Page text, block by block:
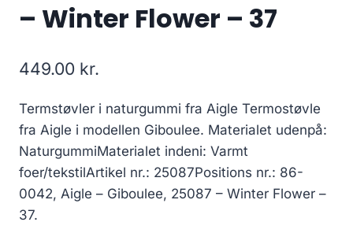
– Winter Flower – 37
449.00 kr.
Termstøvler i naturgummi fra Aigle Termostøvle
fra Aigle i modellen Giboulee. Materialet udenpå:
NaturgummiMaterialet indeni: Varmt
foer/tekstilArtikel nr.: 25087Positions nr.: 86-
0042, Aigle – Giboulee, 25087 – Winter Flower –
37.